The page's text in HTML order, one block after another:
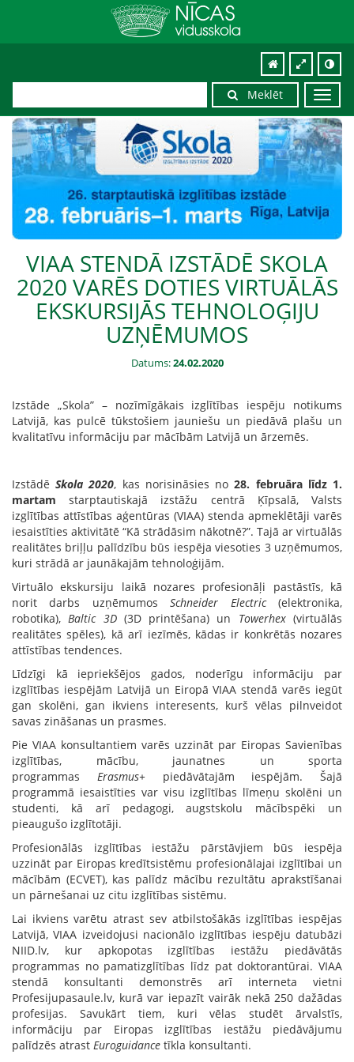
Meklēt
VIAA STENDĀ IZSTĀDĒ SKOLA
2020 VARĒS DOTIES VIRTUĀLĀS
EKSKURSIJĀS TEHNOLOĢIJU
UZŅĒMUMOS
Datums:24.02.2020
Izstāde „Skola” – nozīmīgākais izglītības iespēju notikums
Latvijā, kas pulcē tūkstošiem jauniešu un piedāvā plašu un
kvalitatīvu informāciju par mācībām Latvijā un ārzemēs.
IzstādēSkola 2020, kas norisināsies no28. februāra līdz 1.
martam starptautiskajā izstāžu centrā Ķīpsalā, Valsts
izglītības attīstības aģentūras (VIAA) stenda apmeklētāji varēs
iesaistīties aktivitātē “Kā strādāsim nākotnē?”. Tajā ar virtuālās
realitātes briļļu palīdzību būs iespēja viesoties 3 uzņēmumos,
kuri strādā ar jaunākajām tehnoloģijām.
Virtuālo ekskursiju laikā nozares profesionāļi pastāstīs, kā
norit darbs uzņēmumosSchneider Electric(elektronika,
robotika), Baltic 3D(3D printēšana) un Towerhex(virtuālās
realitātes spēles), kā arī iezīmēs, kādas ir konkrētās nozares
attīstības tendences.
Līdzīgi kā iepriekšējos gados, noderīgu informāciju par
izglītības iespējām Latvijā un Eiropā VIAA stendā varēs iegūt
gan skolēni, gan ikviens interesents, kurš vēlas pilnveidot
savas zināšanas un prasmes.
Pie VIAA konsultantiem varēs uzzināt par Eiropas Savienības
izglītības, mācību, jaunatnes un sporta
programmas Erasmus+ piedāvātajām iespējām. Šajā
programmā iesaistīties var visu izglītības līmeņu skolēni un
studenti, kā arī pedagogi, augstskolu mācībspēki un
pieaugušo izglītotāji.
Profesionālās izglītības iestāžu pārstāvjiem būs iespēja
uzzināt par Eiropas kredītsistēmu profesionālajai izglītībai un
mācībām (ECVET), kas palīdz mācību rezultātu aprakstīšanai
un pārnešanai uz citu izglītības sistēmu.
Lai ikviens varētu atrast sev atbilstošākās izglītības iespējas
Latvijā, VIAA izveidojusi nacionālo izglītības iespēju datubāzi
NIID.lv, kur apkopotas izglītības iestāžu piedāvātās
programmas no pamatizglītības līdz pat doktorantūrai. VIAA
stendā konsultanti demonstrēs arī interneta vietni
Profesijupasaule.lv, kurā var iepazīt vairāk nekā 250 dažādas
profesijas. Savukārt tiem, kuri vēlas studēt ārvalstīs,
informāciju par Eiropas izglītības iestāžu piedāvājumu
palīdzēs atrast Euroguidance tīkla konsultanti.